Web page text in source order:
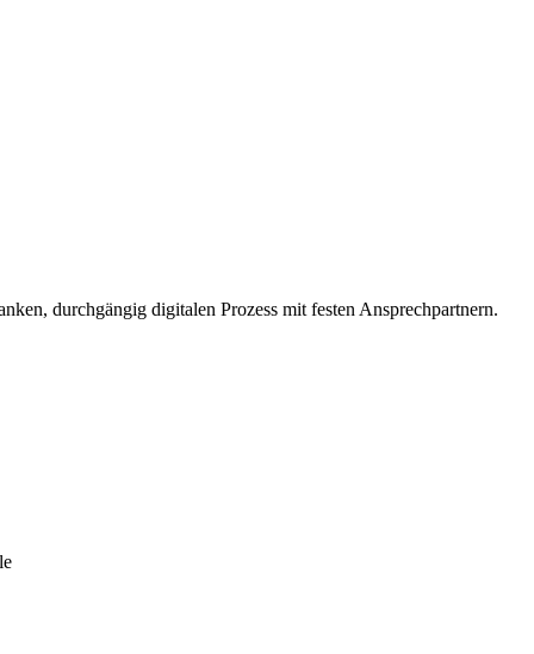
durchgängig digitalen Prozess mit festen Ansprechpartnern.